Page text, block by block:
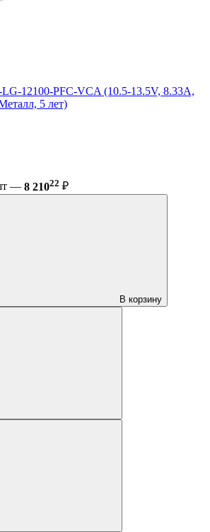
12100-PFC-VCA (10.5-13.5V, 8.33A,
5 лет)
— 8 21022 ₽
В корзину